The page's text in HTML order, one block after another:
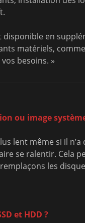
disponible en
matériels,
besoins. »
ou image
lent même si il n’a
se ralentir. Cela
les
et HDD ?